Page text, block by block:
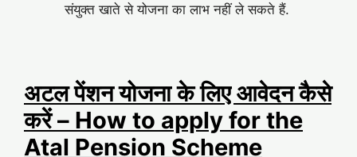
संयुक्त खाते से योजना का लाभ नहीं ले सकते हैं.
अटल पेंशन योजना के लिए आवेदन कैसे
करें – How to apply for the
Atal Pension Scheme